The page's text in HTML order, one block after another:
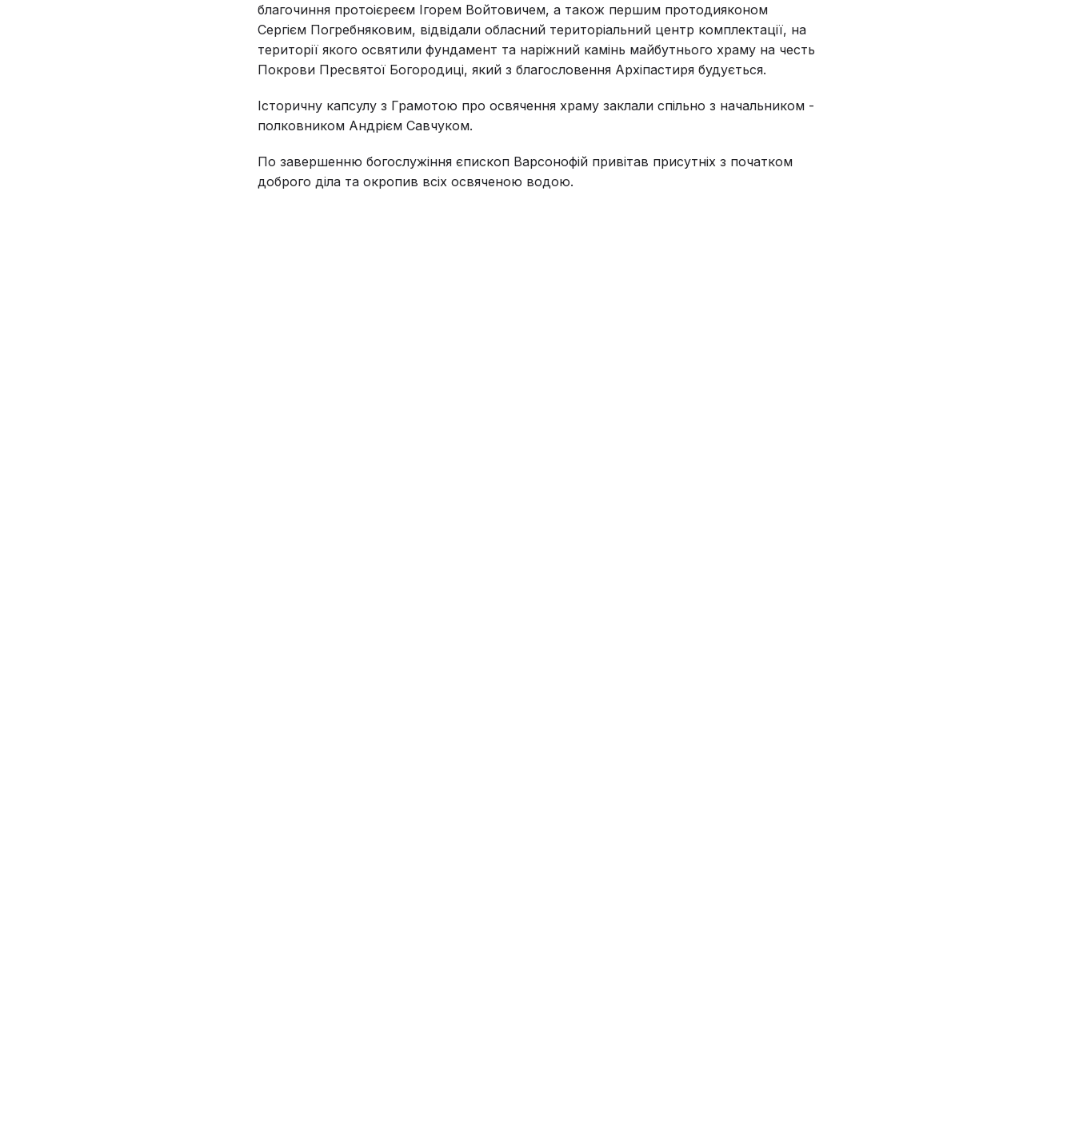
благочиння протоієреєм Ігорем Войтовичем, а також першим протодияконом
Сергієм Погребняковим, відвідали обласний територіальний центр комплектації, на
території якого освятили фундамент та наріжний камінь майбутнього храму на честь
Покрови Пресвятої Богородиці, який з благословення Архіпастиря будується.
Історичну капсулу з Грамотою про освячення храму заклали спільно з начальником -
полковником Андрієм Савчуком.
По завершенню богослужіння єпископ Варсонофій привітав присутніх з початком
доброго діла та окропив всіх освяченою водою.